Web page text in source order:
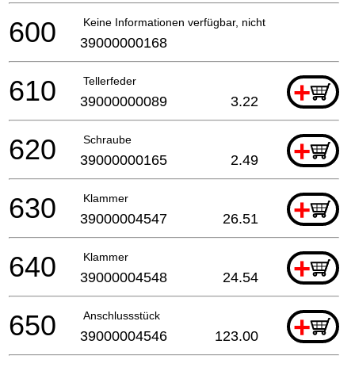
Keine Informationen verfügbar, nicht bestellbar
600 39000000168
Tellerfeder +
610 39000000089 3.22
Schraube +
620 39000000165 2.49
Klammer +
630 39000004547 26.51
Klammer +
640 39000004548 24.54
Anschlussstück +
650 39000004546 123.00